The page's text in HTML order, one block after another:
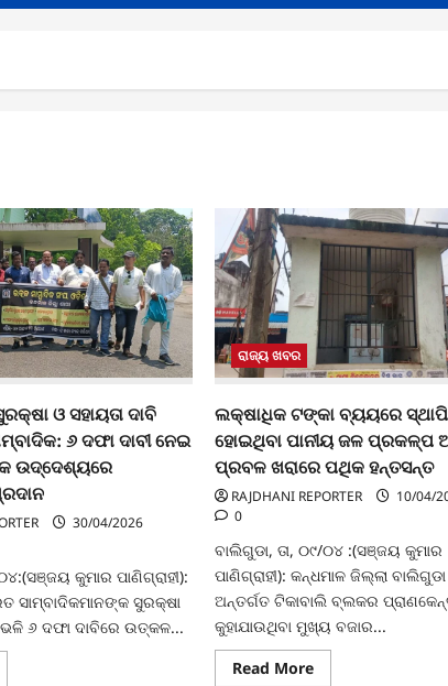
ଓ ସହାୟତା ଦାବି
୬ ଦଫା ଦାବୀ ନେଇ
ଉଦ୍ଦେଶ୍ୟରେ
30/04/2026
କୁମାର ପାଣିଗ୍ରାହୀ):
ସାମ୍ବାଦିକମାନଙ୍କ ସୁରକ୍ଷା
ଭଳି ୬ ଦଫା ଦାବିରେ ଉତ୍କଳ...
ରାଜ୍ୟ ଖବର
ଲକ୍ଷାଧିକ ଟଙ୍କା ବ୍ୟୟରେ
ହୋଇଥିବା ପାନୀୟ ଜଳ ପ୍ରକଳ୍ପ
ପ୍ରବଳ ଖରାରେ ପଥିକ ହନ୍ତସନ୍ତ
RAJDHANI REPORTER
10/04/
0
ବାଲିଗୁଡା, ତା, ୦୯/୦୪ :(ସଞ୍ଜୟ କୁମାର
ପାଣିଗ୍ରାହୀ): କନ୍ଧମାଳ ଜିଲ୍ଲା
ଅନ୍ତର୍ଗତ ଟିକାବାଲି ବ୍ଲକର
କୁହାଯାଉଥିବା ମୁଖ୍ୟ ବଜାର...
Read MoreRead